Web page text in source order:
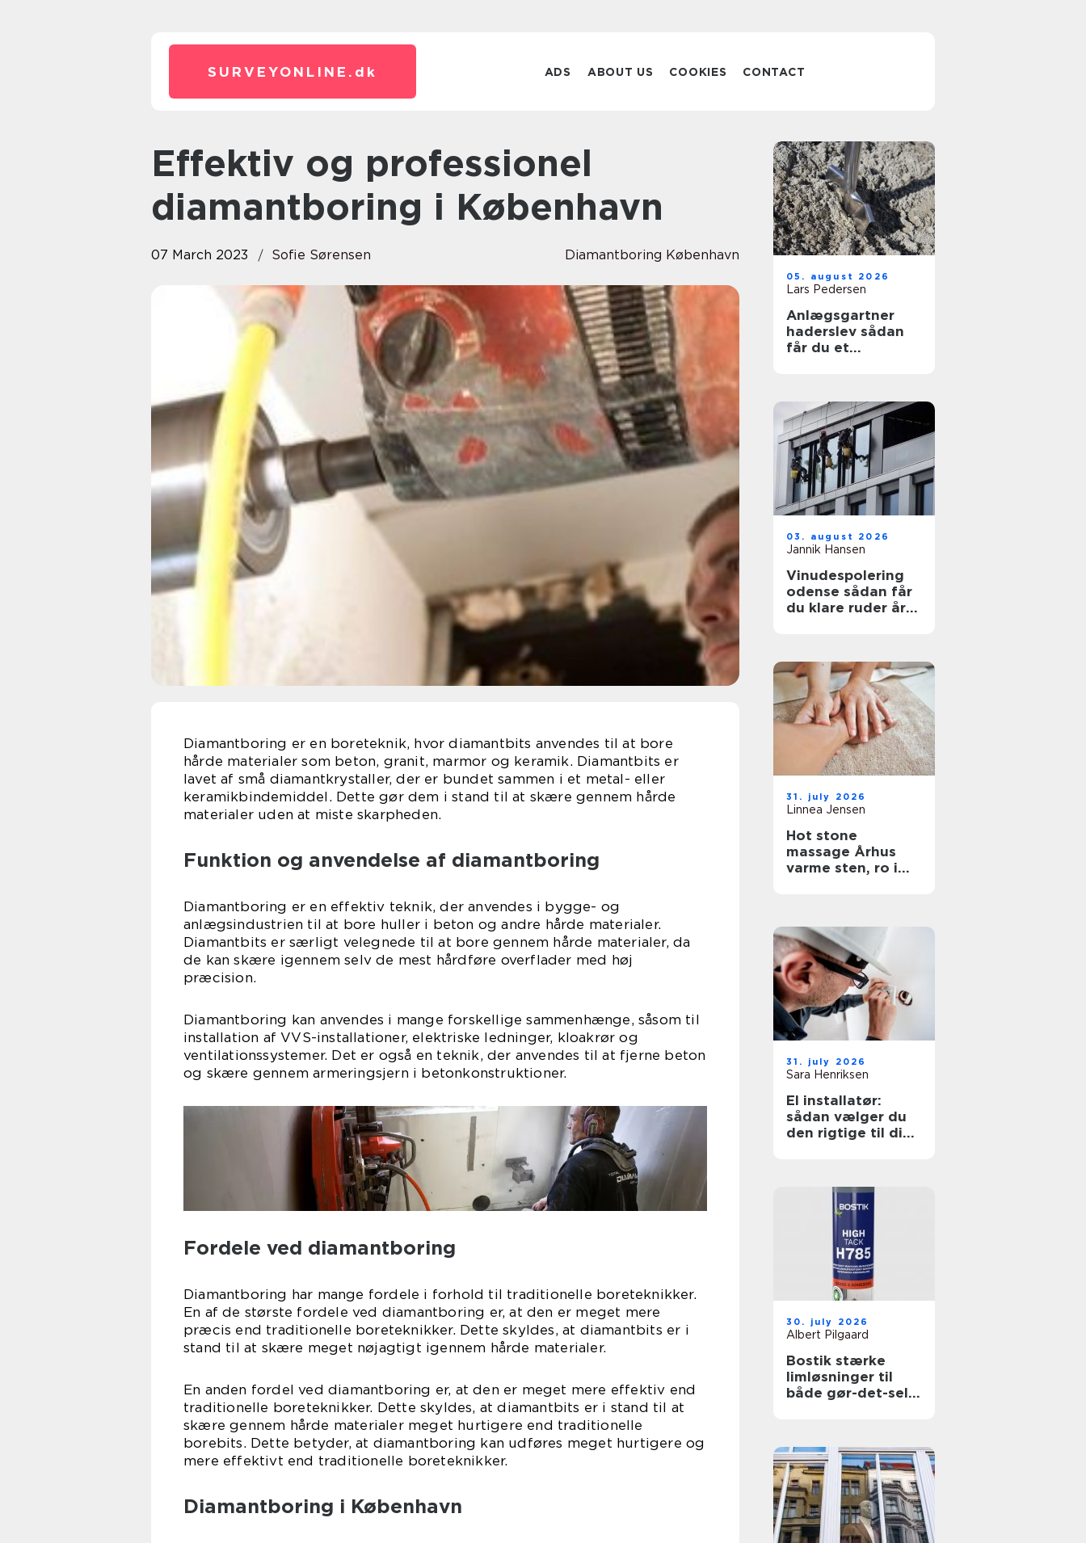
SURVEYONLINE. dk ADS ABOUT US COOKIES CONTACT
Effektiv og professionel
diamantboring i København
07 March 2023 Sofie Sørensen Diamantboring København
Diamantboring er en boreteknik, hvor diamantbits anvendes til at bore
hårde materialer som beton, granit, marmor og keramik. Diamantbits er
lavet af små diamantkrystaller, der er bundet sammen i et metal- eller
keramikbindemiddel. Dette gør dem i stand til at skære gennem hårde
materialer uden at miste skarpheden.
Funktion og anvendelse af diamantboring
Diamantboring er en effektiv teknik, der anvendes i bygge- og
anlægsindustrien til at bore huller i beton og andre hårde materialer.
Diamantbits er særligt velegnede til at bore gennem hårde materialer, da
de kan skære igennem selv de mest hårdføre overflader med høj
præcision.
Diamantboring kan anvendes i mange forskellige sammenhænge, såsom til
installation af VVS-installationer, elektriske ledninger, kloakrør og
ventilationssystemer. Det er også en teknik, der anvendes til at fjerne beton
og skære gennem armeringsjern i betonkonstruktioner.
Fordele ved diamantboring
Diamantboring har mange fordele i forhold til traditionelle boreteknikker.
En af de største fordele ved diamantboring er, at den er meget mere
præcis end traditionelle boreteknikker. Dette skyldes, at diamantbits er i
stand til at skære meget nøjagtigt igennem hårde materialer.
En anden fordel ved diamantboring er, at den er meget mere effektiv end
traditionelle boreteknikker. Dette skyldes, at diamantbits er i stand til at
skære gennem hårde materialer meget hurtigere end traditionelle
borebits. Dette betyder, at diamantboring kan udføres meget hurtigere og
mere effektivt end traditionelle boreteknikker.
Diamantboring i København
05. august 2026
Lars Pedersen
Anlægsgartner
haderslev sådan
får du et
03. august 2026
Jannik Hansen
Vinudespolering
odense sådan får
du klare ruder året
31. july 2026
Linnea Jensen
Hot stone
massage Århus
varme sten, ro i
31. july 2026
Sara Henriksen
El installatør:
sådan vælger du
den rigtige til dine
30. july 2026
Albert Pilgaard
Bostik stærke
limløsninger til
både gør-det-selv